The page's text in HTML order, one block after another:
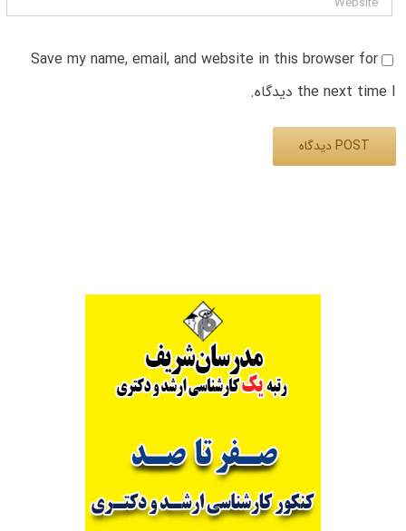
Save my name, email, and website in this browser for
the next time I دیدگاه.